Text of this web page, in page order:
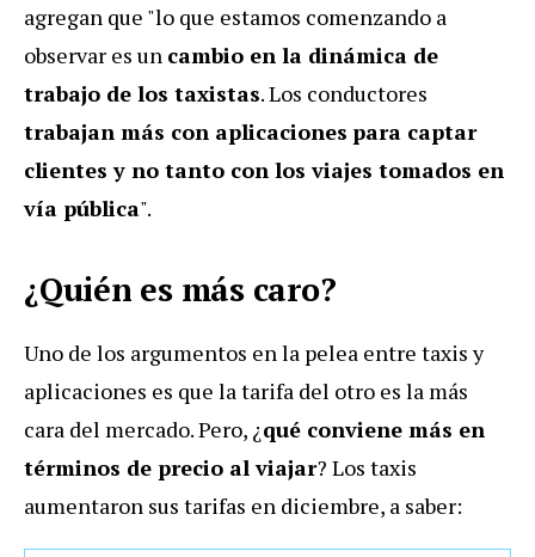
agregan que "lo que estamos comenzando a
observar es un cambio en la dinámica de
trabajo de los taxistas. Los conductores
trabajan más con aplicaciones para captar
clientes y no tanto con los viajes tomados en
vía pública".
¿Quién es más caro?
Uno de los argumentos en la pelea entre taxis y
aplicaciones es que la tarifa del otro es la más
cara del mercado. Pero, ¿qué conviene más en
términos de precio al viajar? Los taxis
aumentaron sus tarifas en diciembre, a saber: